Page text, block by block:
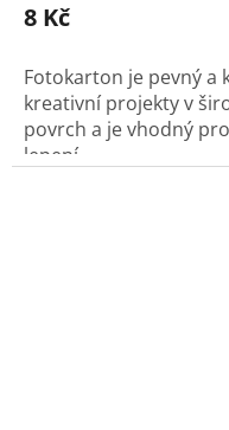
8 Kč
Fotokarton je pevný a
kreativní projekty v
povrch a je vhodný
lepení.